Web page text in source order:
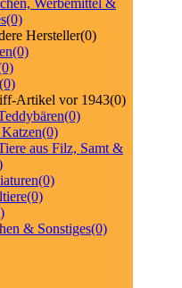
Werbemittel &
(0)
(0)
(0)
(0)
(0)
(0)
(0)
aus Filz, Samt &
(0)
(0)
& Sonstiges(0)